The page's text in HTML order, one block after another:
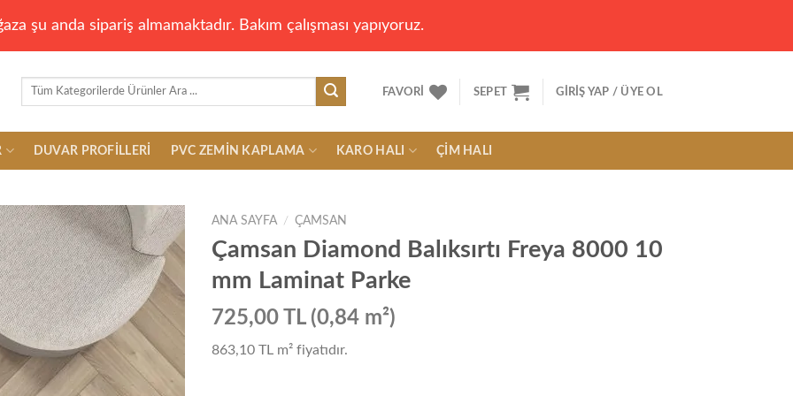
şu anda sipariş almamaktadır. Bakım çalışması yapıyoruz.
Ara:
FAVORI SEPET GIRIŞ YAP / ÜYE OL
DUVAR PROFILLERI PVC ZEMIN KAPLAMA KARO HALI ÇIM HALI
Add to
wishlist
ANA SAYFA / ÇAMSAN
Çamsan Diamond Balıksırtı Freya 8000 10
mm Laminat Parke
725,00 TL (0,84 m²)
863,10 TL m² fiyatıdır.